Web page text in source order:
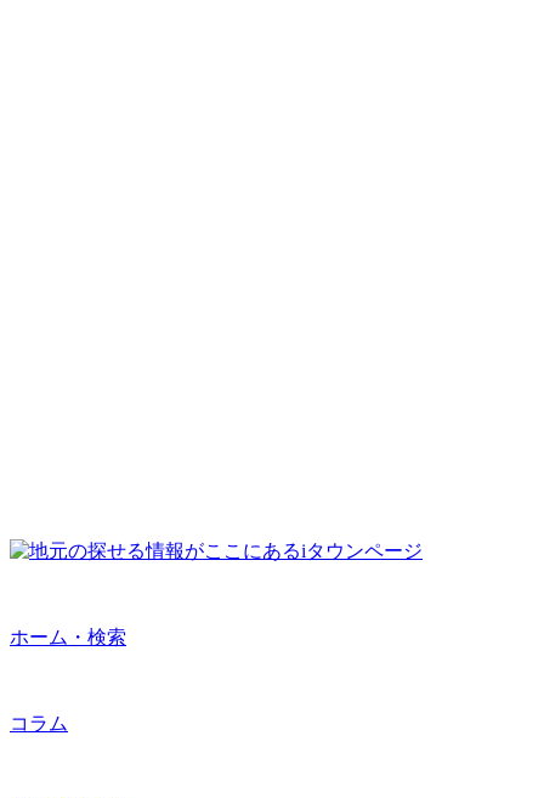
ホーム・検索
コラム